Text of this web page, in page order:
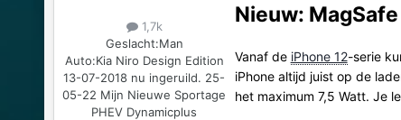
1,7k
Geslacht:Man
Auto:Kia Niro Design Edition
13-07-2018 nu ingeruild. 25-
05-22 Mijn Nieuwe Sportage
PHEV Dynamicplus
Nieuw:
Vanaf de iPhone 12-serie
iPhone altijd juist op de
het maximum 7,5 Watt. Je